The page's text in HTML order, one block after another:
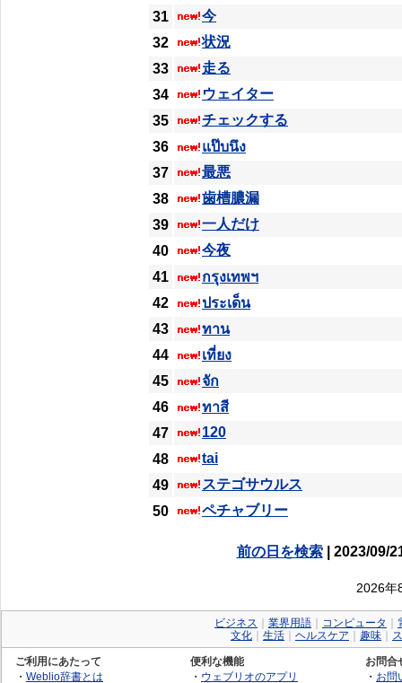
31
今
32
状況
33
走る
34
ウェイター
35
チェックする
36
แป๊บนึง
37
最悪
38
歯槽膿漏
39
一人だけ
40
今夜
41
กรุงเทพฯ
42
ประเด็น
43
ทาน
44
เที่ยง
45
จัก
46
ทาสี
47
120
48
tai
49
ステゴサウルス
50
ペチャブリー
前の日を検索| 2023/09/
2026年
ビジネス 業界用語 コンピュータ
文化
生活 ヘルスケア 趣味
ご利用にあたって
・ Weblio辞書とは
便利な機能
・ ウェブリオのアプリ
お問合
・ お問